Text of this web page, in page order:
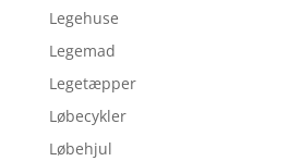
Legehuse
Legemad
Legetæpper
Løbecykler
Løbehjul